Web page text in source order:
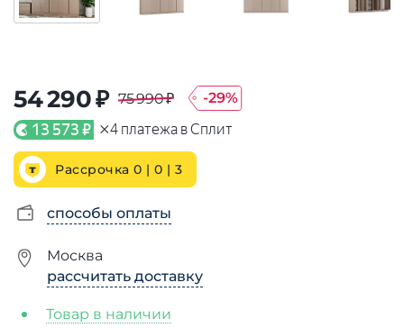
54 290 ₽ 75 990 ₽ -29%
13 573 ₽ ×4 платежа в Сплит
Рассрочка 0 | 0 | 3
способы оплаты
Москва
рассчитать доставку
Товар в наличии